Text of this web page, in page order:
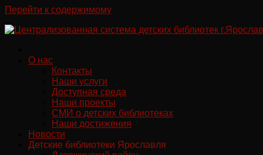
Перейти к содержимому
О нас
Контакты
Наши услуги
Доступная среда
Наши проекты
СМИ о детских библиотеках
Наши достижения
Новости
Детские библиотеки Ярославля